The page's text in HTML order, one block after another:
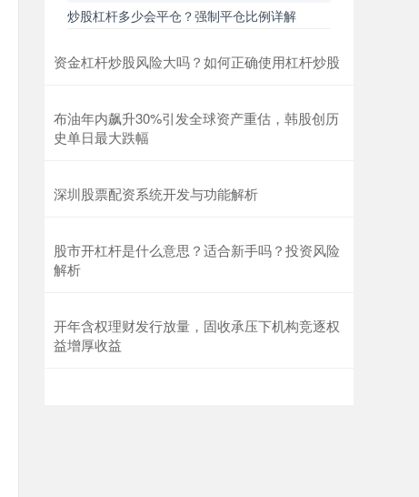
炒股杠杆多少会平仓？强制平仓比例详解
资金杠杆炒股风险大吗？如何正确使用杠杆炒股
布油年内飙升30%引发全球资产重估，韩股创历
史单日最大跌幅
深圳股票配资系统开发与功能解析
股市开杠杆是什么意思？适合新手吗？投资风险
解析
开年含权理财发行放量，固收承压下机构竞逐权
益增厚收益